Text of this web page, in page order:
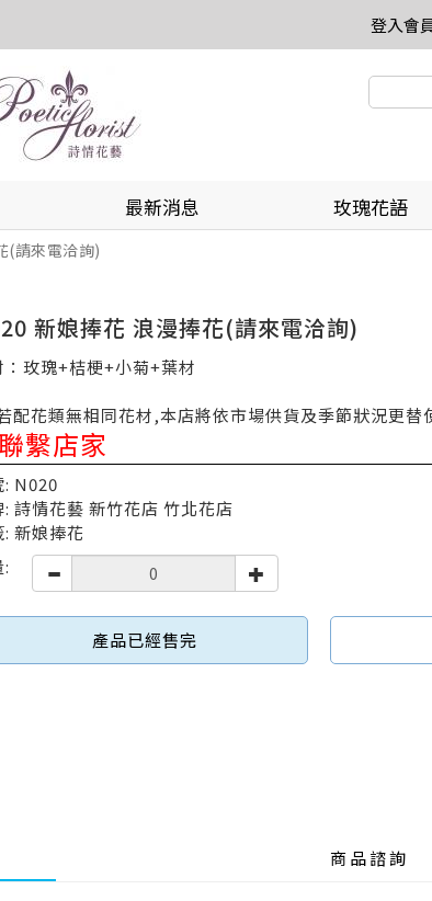
登入會
最新消息 玫瑰花語
(請來電洽詢)
新娘捧花 浪漫捧花(請來電洽詢)
：玫瑰+桔梗+小菊+葉材
配花類無相同花材,本店將依市場供貨及季節狀況更替
繫店家
: N020
: 詩情花藝 新竹花店 竹北花店
: 新娘捧花
產品已經售完
商品諮詢